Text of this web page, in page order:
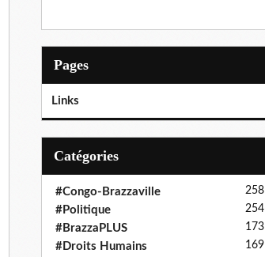
Pages
Links
Catégories
#Congo-Brazzaville 258
#Politique 254
#BrazzaPLUS 173
#Droits Humains 169